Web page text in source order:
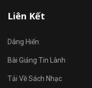
Liên Kết
Dâng Hiến
Bài Giảng Tin Lành
Tải Về Sách Nhạc